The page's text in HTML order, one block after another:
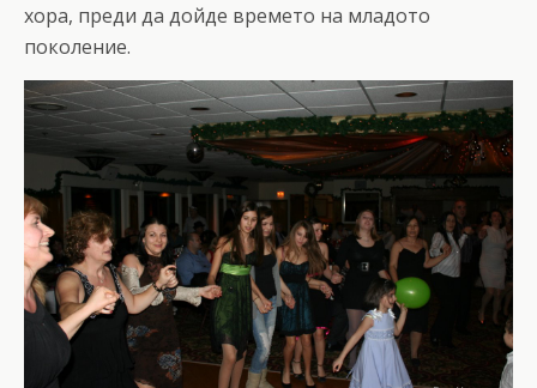
хора, преди да дойде времето на младото
поколение.